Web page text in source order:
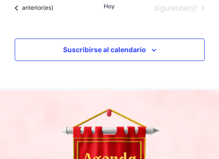
l
c
i
Eventos
anterior(es) Hoy Eventos
siguiente(s)
Suscribirse al calendario